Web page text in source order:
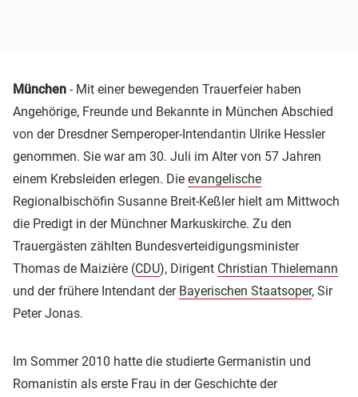
München - Mit einer bewegenden Trauerfeier haben
Angehörige, Freunde und Bekannte in München Abschied
von der Dresdner Semperoper-Intendantin Ulrike Hessler
genommen. Sie war am 30. Juli im Alter von 57 Jahren
einem Krebsleiden erlegen. Die evangelische
Regionalbischöfin Susanne Breit-Keßler hielt am Mittwoch
die Predigt in der Münchner Markuskirche. Zu den
Trauergästen zählten Bundesverteidigungsminister
Thomas de Maizière (CDU), Dirigent Christian Thielemann
und der frühere Intendant der Bayerischen Staatsoper, Sir
Peter Jonas.
Im Sommer 2010 hatte die studierte Germanistin und
Romanistin als erste Frau in der Geschichte der